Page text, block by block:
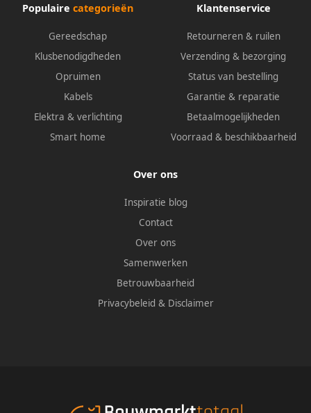
Populaire categorieën
Gereedschap
Klusbenodigdheden
Opruimen
Kabels
Elektra & verlichting
Smart home
Klantenservice
Retourneren & ruilen
Verzending & bezorging
Status van bestelling
Garantie & reparatie
Betaalmogelijkheden
Voorraad & beschikbaarheid
Over ons
Inspiratie blog
Contact
Over ons
Samenwerken
Betrouwbaarheid
Privacybeleid & Disclaimer